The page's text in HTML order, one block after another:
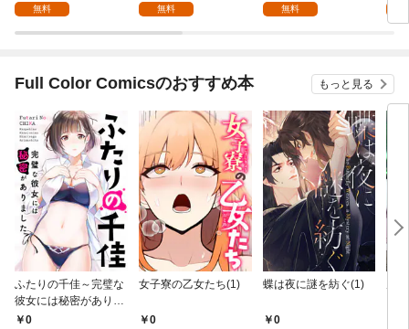
無料 無料 無料
Full Color Comicsのおすすめ本 もっと見る
ふたりの千佳～完璧な
彼女には秘密がありま
した(1)
0
女子寮の乙女たち(1)
0
蝶は夜に謎を紡ぐ(1)
0